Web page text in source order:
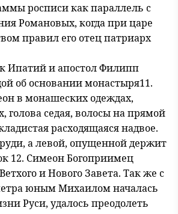
росписи как параллель с
Романовых, когда при царе
правил его отец патриарх
Ипатий и апостол Филипп
об основании монастыря11.
в монашеских одеждах,
голова седая, волосы на прямой
расходящаяся надвое.
а левой, опущенной держит
12. Симеон Богоприимец
и Нового Завета. Так же с
юным Михаилом началась
Руси, удалось преодолеть